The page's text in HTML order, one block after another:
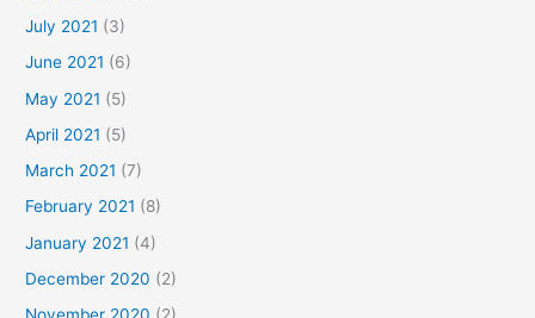
July 2021 (3)
June 2021 (6)
May 2021 (5)
April 2021 (5)
March 2021 (7)
February 2021 (8)
January 2021 (4)
December 2020 (2)